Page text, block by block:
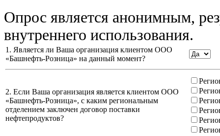
Опрос является анонимным,
внутреннего использования.
1. Является ли Ваша организация клиентом ООО
«Башнефть-Розница» на данный момент?
2. Если Ваша организация является клиентом ООО
«Башнефть-Розница», с каким региональным
отделением заключен договор поставки
нефтепродуктов?